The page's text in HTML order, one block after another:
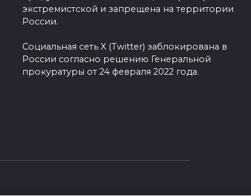
экстремистской и запрещена на территории
России.
Социальная сеть X (Twitter) заблокирована в
России согласно решению Генеральной
прокуратуры от 24 февраля 2022 года.